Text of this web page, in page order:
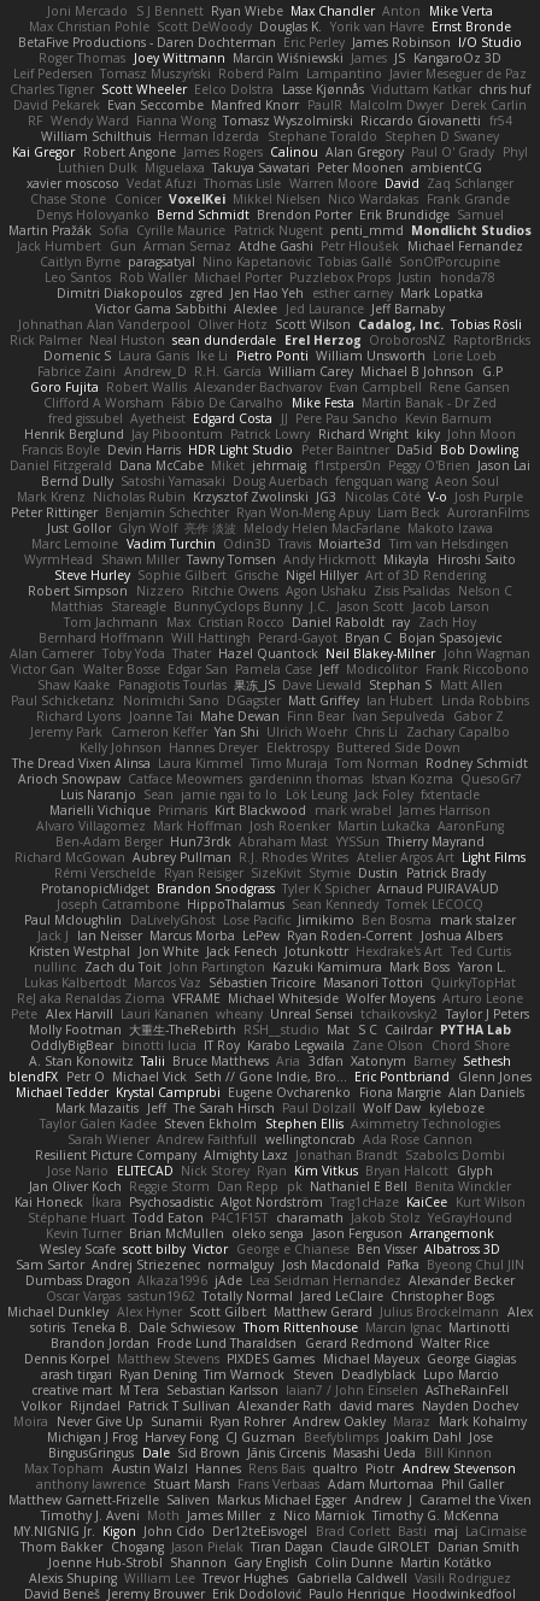
Joni Mercado S J Bennett Ryan Wiebe Max Chandler Anton
Mike Verta
Max Christian Pohle Scott DeWoody Douglas K. Yorik van Havre Ernst Bronde
BetaFive Productions - Daren Dochterman Eric Perley James Robinson I/O Studio
Roger Thomas Joey Wittmann Marcin Wiśniewski James JS KangaroOz 3D
Leif Pedersen Tomasz Muszyński Roberd Palm Lampantino Javier Meseguer de Paz
Charles Tigner Scott Wheeler Eelco Dolstra Lasse Kjønnås Viduttam Katkar chris huf
David Pekarek Evan Seccombe Manfred Knorr PaulR Malcolm Dwyer Derek Carlin
RF Wendy Ward Fianna Wong Tomasz Wyszolmirski Riccardo Giovanetti fr54
William Schilthuis Herman Idzerda Stephane Toraldo Stephen D Swaney
Kai Gregor Robert Angone James Rogers Calinou Alan Gregory Paul O' Grady Phyl
Luthien Dulk Miguelaxa Takuya Sawatari Peter Moonen ambientCG
xavier moscoso Vedat Afuzi Thomas Lisle Warren Moore David Zaq Schlanger
Chase Stone Conicer VoxelKei Mikkel Nielsen Nico Wardakas Frank Grande
Denys Holovyanko Bernd Schmidt Brendon Porter Erik Brundidge Samuel
Martin Pražák Sofia Cyrille Maurice Patrick Nugent penti_mmd Mondlicht Studios
Jack Humbert Gun Arman Sernaz Atdhe Gashi Petr Hloušek
Michael Fernandez
Caitlyn Byrne paragsatyal Nino Kapetanovic Tobias Gallé SonOfPorcupine
Leo Santos Rob Waller Michael Porter Puzzlebox Props Justin
honda78
Dimitri Diakopoulos zgred Jen Hao Yeh esther carney Mark Lopatka
Victor Gama Sabbithi Alexlee Jed Laurance Jeff Barnaby
Johnathan Alan Vanderpool Oliver Hotz Scott Wilson Cadalog, Inc. Tobias Rösli
Rick Palmer Neal Huston sean dunderdale Erel Herzog OroborosNZ RaptorBricks
Domenic S Laura Ganis Ike Li Pietro Ponti William Unsworth Lorie Loeb
Fabrice Zaini Andrew_D R.H. García William Carey Michael B Johnson
G.P
Goro Fujita Robert Wallis Alexander Bachvarov Evan Campbell Rene Gansen
Clifford A Worsham Fábio De Carvalho Mike Festa Martin Banak - Dr Zed
fred gissubel Ayetheist Edgard Costa JJ Pere Pau Sancho Kevin Barnum
Henrik Berglund Jay Piboontum Patrick Lowry Richard Wright kiky John Moon
Francis Boyle Devin Harris HDR Light Studio Peter Baintner Da5id Bob Dowling
Daniel Fitzgerald Dana McCabe Miket jehrmaig f1rstpers0n Peggy O'Brien Jason Lai
Bernd Dully Satoshi Yamasaki Doug Auerbach fengquan wang Aeon Soul
Mark Krenz Nicholas Rubin Krzysztof Zwolinski JG3 Nicolas Côté V-o Josh Purple
Peter Rittinger Benjamin Schechter Ryan Won-Meng Apuy Liam Beck AuroranFilms
Just Gollor Glyn Wolf 亮作 淡波 Melody Helen MacFarlane Makoto Izawa
Marc Lemoine Vadim Turchin Odin3D Travis Moiarte3d Tim van Helsdingen
WyrmHead
Shawn Miller Tawny Tomsen Andy Hickmott Mikayla
Hiroshi Saito
Steve Hurley Sophie Gilbert Grische Nigel Hillyer Art of 3D Rendering
Robert Simpson
Nizzero Ritchie Owens Agon Ushaku Zisis Psalidas Nelson C
Matthias Stareagle BunnyCyclops Bunny J.C. Jason Scott Jacob Larson
Tom Jachmann
Max Cristian Rocco Daniel Raboldt ray Zach Hoy
Bernhard Hoffmann Will Hattingh Perard-Gayot Bryan C Bojan Spasojevic
Alan Camerer Toby Yoda Thater Hazel Quantock Neil Blakey-Milner John Wagman
Victor Gan Walter Bosse Edgar San Pamela Case Jeff Modicolitor Frank Riccobono
Shaw Kaake Panagiotis Tourlas 果冻_JS Dave Liewald Stephan S Matt Allen
Paul Schicketanz
Norimichi Sano DGagster Matt Griffey Ian Hubert Linda Robbins
Richard Lyons Joanne Tai Mahe Dewan Finn Bear Ivan Sepulveda
Gabor Z
Jeremy Park
Cameron Keffer Yan Shi Ulrich Woehr Chris Li
Zachary Capalbo
Kelly Johnson Hannes Dreyer Elektrospy Buttered Side Down
The Dread Vixen Alinsa Laura Kimmel Timo Muraja Tom Norman Rodney Schmidt
Arioch Snowpaw Catface Meowmers gardeninn thomas Istvan Kozma QuesoGr7
Luis Naranjo Sean jamie ngai to lo Lök Leung Jack Foley fxtentacle
Marielli Vichique Primaris Kirt Blackwood mark wrabel James Harrison
Alvaro Villagomez Mark Hoffman Josh Roenker Martin Lukačka AaronFung
Ben-Adam Berger Hun73rdk Abraham Mast YYSSun Thierry Mayrand
Richard McGowan Aubrey Pullman R.J. Rhodes Writes Atelier Argos Art Light Films
Rémi Verschelde Ryan Reisiger SizeKivit Stymie Dustin
Patrick Brady
ProtanopicMidget Brandon Snodgrass Tyler K Spicher Arnaud PUIRAVAUD
Joseph Catrambone HippoThalamus Sean Kennedy Tomek LECOCQ
Paul Mcloughlin
DaLivelyGhost Lose Pacific Jimikimo Ben Bosma
mark stalzer
Jack J
Ian Neisser Marcus Morba LePew Ryan Roden-Corrent Joshua Albers
Kristen Westphal
Jon White Jack Fenech Jotunkottr Hexdrake's Art Ted Curtis
nullinc Zach du Toit John Partington Kazuki Kamimura Mark Boss Yaron L.
Lukas Kalbertodt Marcos Vaz Sébastien Tricoire Masanori Tottori QuirkyTopHat
ReJ aka Renaldas Zioma VFRAME Michael Whiteside Wolfer Moyens Arturo Leone
Pete Alex Harvill Lauri Kananen wheany Unreal Sensei tchaikovsky2 Taylor J Peters
Molly Footman 大重生-TheRebirth RSH__studio Mat S C Cailrdar PYTHA Lab
OddlyBigBear binotti lucia IT Roy Karabo Legwaila Zane Olson
Chord Shore
A. Stan Konowitz Talii Bruce Matthews Aria 3dfan Xatonym Barney Sethesh
blendFX Petr O Michael Vick Seth // Gone Indie, Bro... Eric Pontbriand
Glenn Jones
Michael Tedder Krystal Camprubi Eugene Ovcharenko Fiona Margrie Alan Daniels
Mark Mazaitis Jeff The Sarah Hirsch Paul Dolzall Wolf Daw kyleboze
Taylor Galen Kadee Steven Ekholm Stephen Ellis Aximmetry Technologies
Sarah Wiener Andrew Faithfull wellingtoncrab Ada Rose Cannon
Resilient Picture Company Almighty Laxz Jonathan Brandt Szabolcs Dombi
Jose Nario
ELITECAD Nick Storey Ryan Kim Vitkus Bryan Halcott Glyph
Jan Oliver Koch Reggie Storm Dan Repp pk Nathaniel E Bell Benita Winckler
Kai Honeck
Íkara Psychosadistic Algot Nordström Trag1cHaze KaiCee Kurt Wilson
Stéphane Huart Todd Eaton P4C1F15T charamath Jakob Stolz YeGrayHound
Kevin Turner Brian McMullen oleko senga Jason Ferguson Arrangemonk
Wesley Scafe scott bilby Victor George e Chianese Ben Visser Albatross 3D
Sam Sartor Andrej Striezenec normalguy Josh Macdonald Pafka Byeong Chul JIN
Dumbass Dragon Alkaza1996 jAde Lea Seidman Hernandez Alexander Becker
Oscar Vargas sastun1962 Totally Normal Jared LeClaire Christopher Bogs
Michael Dunkley Alex Hyner Scott Gilbert Matthew Gerard Julius Brockelmann Alex
sotiris Teneka B. Dale Schwiesow Thom Rittenhouse Marcin Ignac Martinotti
Brandon Jordan Frode Lund Tharaldsen Gerard Redmond Walter Rice
Dennis Korpel Matthew Stevens PIXDES Games Michael Mayeux George Giagias
arash tirgari Ryan Dening Tim Warnock Steven Deadlyblack Lupo Marcio
creative mart M Tera Sebastian Karlsson Iaian7 / John Einselen AsTheRainFell
Volkor Rijndael Patrick T Sullivan Alexander Rath david mares Nayden Dochev
Moira
Never Give Up Sunamii Ryan Rohrer Andrew Oakley Maraz
Mark Kohalmy
Michigan J Frog Harvey Fong CJ Guzman Beefyblimps Joakim Dahl Jose
BingusGringus Dale Sid Brown Jānis Circenis Masashi Ueda
Bill Kinnon
Max Topham Austin Walzl Hannes Rens Bais qualtro Piotr Andrew Stevenson
anthony lawrence Stuart Marsh Frans Verbaas Adam Murtomaa Phil Galler
Matthew Garnett-Frizelle Saliven Markus Michael Egger Andrew J Caramel the Vixen
Timothy J. Aveni Moth James Miller z Nico Marniok Timothy G. McKenna
MY.NIGNIG Jr.
Kigon John Cido Der12teEisvogel Brad Corlett Basti maj LaCimaise
Thom Bakker Chogang Jason Pielak Tiran Dagan Claude GIROLET Darian Smith
Joenne Hub-Strobl Shannon Gary English Colin Dunne Martin Koťátko
Alexis Shuping William Lee Trevor Hughes Gabriella Caldwell Vasili Rodriguez
David Beneš Jeremy Brouwer Erik Dodolović Paulo Henrique Hoodwinkedfool